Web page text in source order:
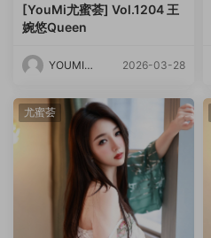
[YouMi尤蜜荟] Vol.1204 王
婉悠Queen
YOUMI尤
2026-03-28
尤蜜荟